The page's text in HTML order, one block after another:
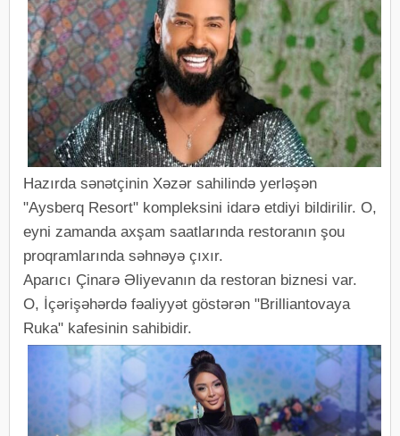
Hazırda sənətçinin Xəzər sahilində yerləşən
"Aysberq Resort" kompleksini idarə etdiyi bildirilir. O,
eyni zamanda axşam saatlarında restoranın şou
proqramlarında səhnəyə çıxır.
Aparıcı Çinarə Əliyevanın da restoran biznesi var.
O, İçərişəhərdə fəaliyyət göstərən "Brilliantovaya
Ruka" kafesinin sahibidir.